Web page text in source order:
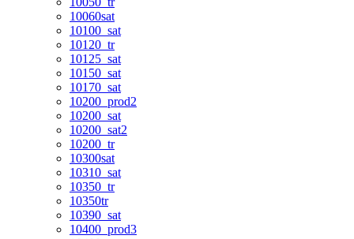
10060sat
10100_sat
10120_tr
10125_sat
10150_sat
10170_sat
10200_prod2
10200_sat
10200_sat2
10200_tr
10300sat
10310_sat
10350_tr
10350tr
10390_sat
10400_prod3